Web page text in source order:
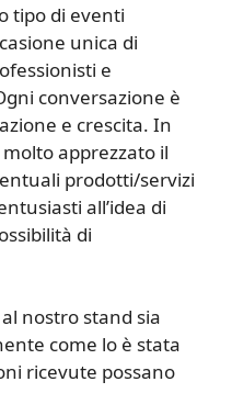
tipo di eventi
unica di
e
conversazione è
e crescita. In
apprezzato il
prodotti/servizi
all’idea di
di
nostro stand sia
come lo è stata
ricevute possano